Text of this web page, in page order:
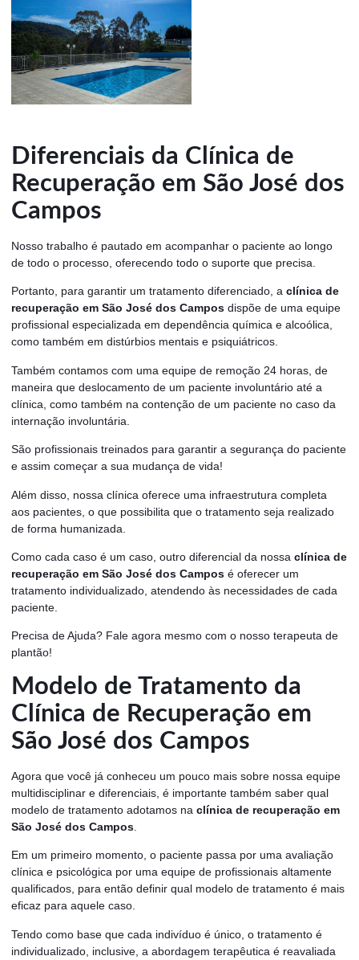
Diferenciais da Clínica de
Recuperação em São José dos
Campos
Nosso trabalho é pautado em acompanhar o paciente ao longo
de todo o processo, oferecendo todo o suporte que precisa.
Portanto, para garantir um tratamento diferenciado, a clínica de
recuperação em São José dos Campos dispõe de uma equipe
profissional especializada em dependência química e alcoólica,
como também em distúrbios mentais e psiquiátricos.
Também contamos com uma equipe de remoção 24 horas, de
maneira que deslocamento de um paciente involuntário até a
clínica, como também na contenção de um paciente no caso da
internação involuntária.
São profissionais treinados para garantir a segurança do paciente
e assim começar a sua mudança de vida!
Além disso, nossa clínica oferece uma infraestrutura completa
aos pacientes, o que possibilita que o tratamento seja realizado
de forma humanizada.
Como cada caso é um caso, outro diferencial da nossa clínica de
recuperação em São José dos Campos é oferecer um
tratamento individualizado, atendendo às necessidades de cada
paciente.
Precisa de Ajuda? Fale agora mesmo com o nosso terapeuta de
plantão!
Modelo de Tratamento da
Clínica de Recuperação em
São José dos Campos
Agora que você já conheceu um pouco mais sobre nossa equipe
multidisciplinar e diferenciais, é importante também saber qual
modelo de tratamento adotamos na clínica de recuperação em
São José dos Campos
Em um primeiro momento, o paciente passa por uma avaliação
clínica e psicológica por uma equipe de profissionais altamente
qualificados, para então definir qual modelo de tratamento é mais
eficaz para aquele caso.
Tendo como base que cada indivíduo é único, o tratamento é
individualizado, inclusive, a abordagem terapêutica é reavaliada